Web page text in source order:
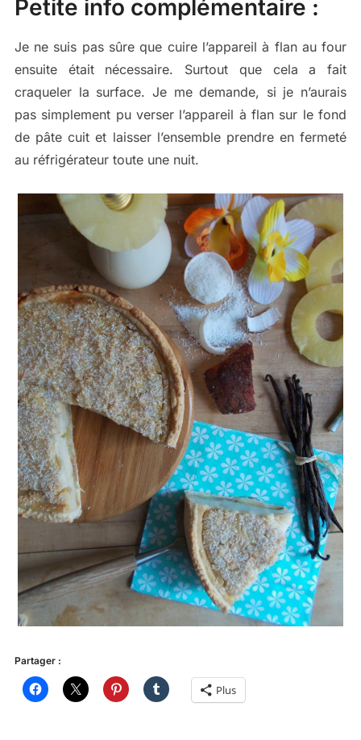
Petite info complémentaire :
Je ne suis pas sûre que cuire l’appareil à flan au four
ensuite était nécessaire. Surtout que cela a fait
craqueler la surface. Je me demande, si je n’aurais
pas simplement pu verser l’appareil à flan sur le fond
de pâte cuit et laisser l’ensemble prendre en fermeté
au réfrigérateur toute une nuit.
Partager :
Plus